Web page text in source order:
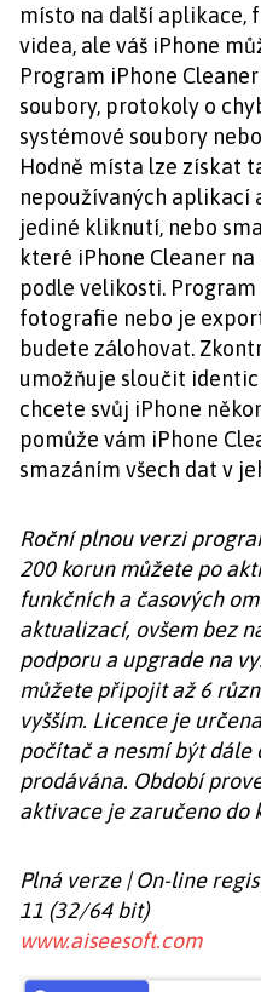
místo na další aplikace,
videa, ale váš iPhone
Program iPhone
soubory, protokoly o
systémové soubory
Hodně místa lze získat
nepoužívaných aplikací
jediné kliknutí, nebo
které iPhone Cleaner
podle velikosti.
fotografie nebo je
budete zálohovat.
umožňuje sloučit
chcete svůj iPhone
pomůže vám iPhone
smazáním všech dat v
Roční plnou verzi
200 korun můžete po
funkčních a časových
aktualizací, ovšem bez
podporu a upgrade na
můžete připojit až 6
vyšším. Licence je
počítač a nesmí být dále
prodávána. Období
aktivace je zaručeno do
Plná verze | On-line
11 (32/64 bit)
www.aiseesoft.com